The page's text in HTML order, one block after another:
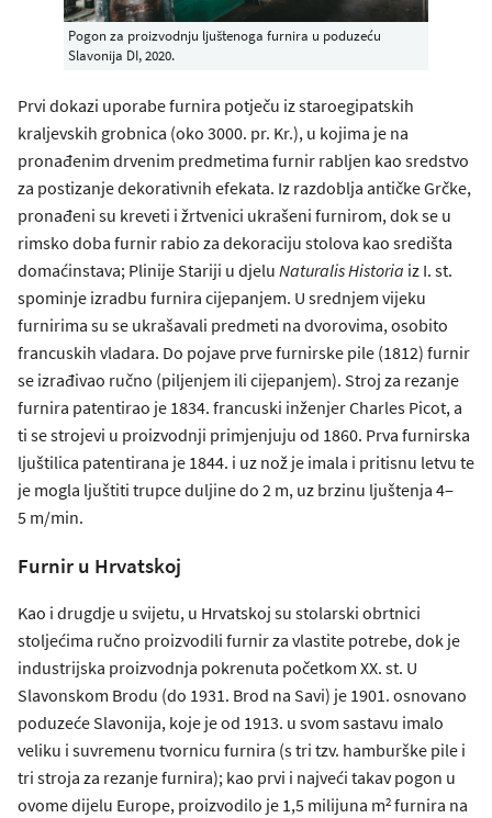
Pogon za proizvodnju ljuštenoga furnira u poduzeću
Slavonija DI, 2020.
Prvi dokazi uporabe furnira potječu iz staroegipatskih
kraljevskih grobnica (oko 3000. pr. Kr.), u kojima je na
pronađenim drvenim predmetima furnir rabljen kao sredstvo
za postizanje dekorativnih efekata. Iz razdoblja antičke Grčke,
pronađeni su kreveti i žrtvenici ukrašeni furnirom, dok se u
rimsko doba furnir rabio za dekoraciju stolova kao središta
domaćinstava; Plinije Stariji u djelu Naturalis Historia iz I. st.
spominje izradbu furnira cijepanjem. U srednjem vijeku
furnirima su se ukrašavali predmeti na dvorovima, osobito
francuskih vladara. Do pojave prve furnirske pile (1812) furnir
se izrađivao ručno (piljenjem ili cijepanjem). Stroj za rezanje
furnira patentirao je 1834. francuski inženjer Charles Picot, a
ti se strojevi u proizvodnji primjenjuju od 1860. Prva furnirska
ljuštilica patentirana je 1844. i uz nož je imala i pritisnu letvu te
je mogla ljuštiti trupce duljine do 2 m, uz brzinu ljuštenja 4‒
5 m/min.
Furnir u Hrvatskoj
Kao i drugdje u svijetu, u Hrvatskoj su stolarski obrtnici
stoljećima ručno proizvodili furnir za vlastite potrebe, dok je
industrijska proizvodnja pokrenuta početkom XX. st. U
Slavonskom Brodu (do 1931. Brod na Savi) je 1901. osnovano
poduzeće Slavonija, koje je od 1913. u svom sastavu imalo
veliku i suvremenu tvornicu furnira (s tri tzv. hamburške pile i
tri stroja za rezanje furnira); kao prvi i najveći takav pogon u
ovome dijelu Europe, proizvodilo je 1,5 milijuna m2 furnira na